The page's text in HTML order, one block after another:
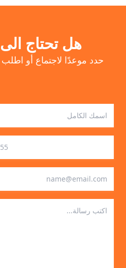
هل تحتاج
حدد موعدًا لاجتماع أو